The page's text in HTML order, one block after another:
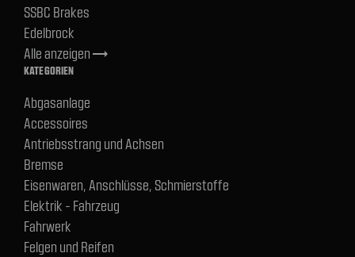
SSBC Brakes
Edelbrock
Alle anzeigentrending_flat
KATEGORIEN
Abgasanlage
Accessoires
Antriebsstrang und Achsen
Bremse
Eisenwaren, Anschlüsse, Schmierstoffe
Elektrik - Fahrzeug
Fahrwerk
Felgen und Reifen